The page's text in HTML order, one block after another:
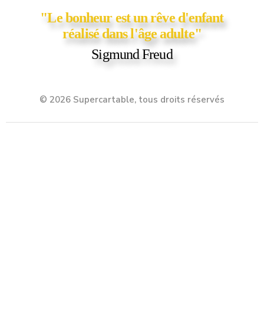
"Le bonheur est un rêve d'enfant
réalisé dans l'âge adulte"
Sigmund Freud
© 2026 Supercartable, tous droits réservés